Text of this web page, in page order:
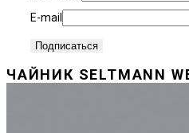
E-mail
ЧАЙНИК SELTMANN